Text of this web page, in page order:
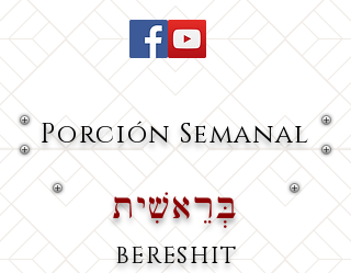
Porción Semanal
בְּרֵאשִׁית
BERESHIT